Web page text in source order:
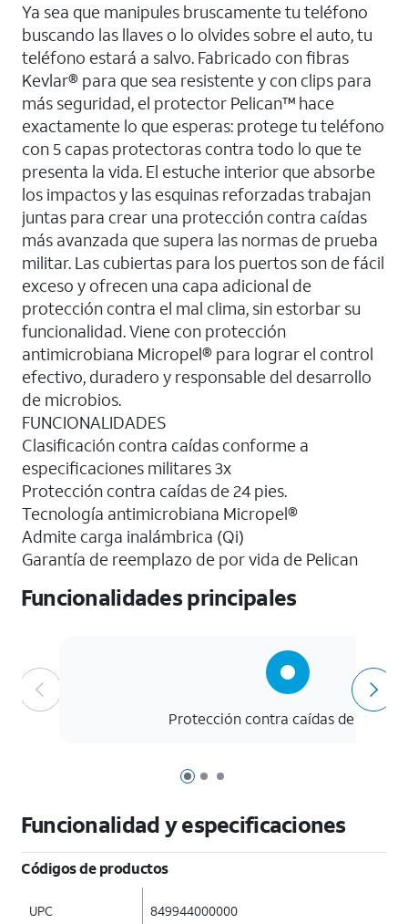
Ya sea que manipules bruscamente tu teléfono
buscando las llaves o lo olvides sobre el auto, tu
teléfono estará a salvo. Fabricado con fibras
Kevlar® para que sea resistente y con clips para
más seguridad, el protector Pelican™ hace
exactamente lo que esperas: protege tu teléfono
con 5 capas protectoras contra todo lo que te
presenta la vida. El estuche interior que absorbe
los impactos y las esquinas reforzadas trabajan
juntas para crear una protección contra caídas
más avanzada que supera las normas de prueba
militar. Las cubiertas para los puertos son de fácil
exceso y ofrecen una capa adicional de
protección contra el mal clima, sin estorbar su
funcionalidad. Viene con protección
antimicrobiana Micropel® para lograr el control
efectivo, duradero y responsable del desarrollo
de microbios.
FUNCIONALIDADES
Clasificación contra caídas conforme a
especificaciones militares 3x
Protección contra caídas de 24 pies.
Tecnología antimicrobiana Micropel®
Admite carga inalámbrica (Qi)
Garantía de reemplazo de por vida de Pelican
Funcionalidades principales
Página 1 de 3
Página 2 de 3
Página 3 de 3
Protección contra caídas de 24 pies.
Funcionalidad y especificaciones
Códigos de productos
UPC 849944000000